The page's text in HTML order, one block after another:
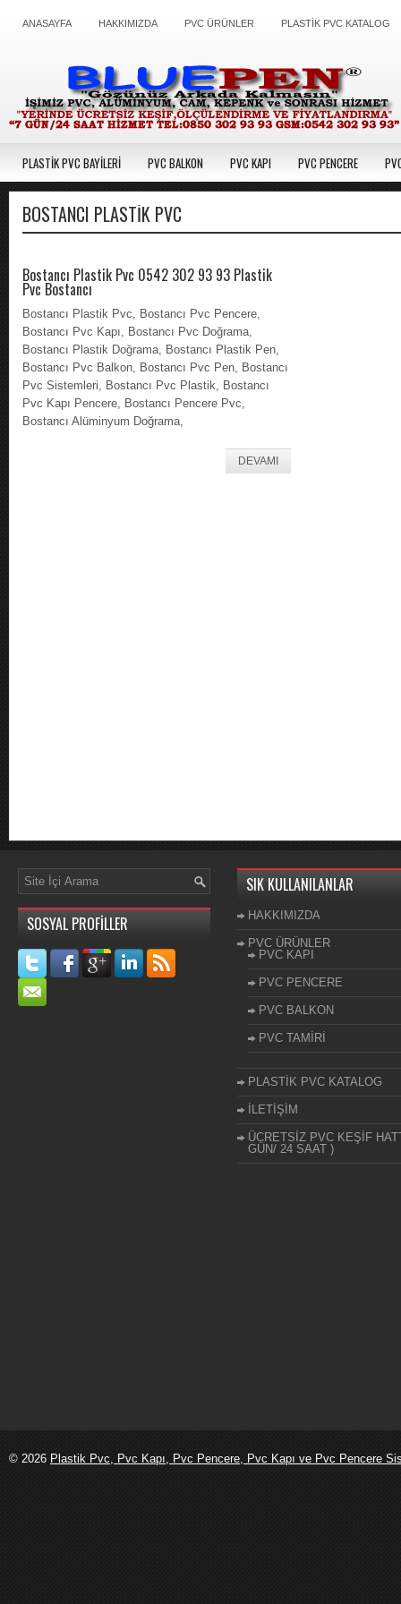
ANASAYFA HAKKIMIZDA PVC ÜRÜNLER PLASTİK PVC KATALOG
PLASTİK PVC BAYİLERİ PVC BALKON PVC KAPI PVC PENCERE
BOSTANCI PLASTIK PVC
Bostancı Plastik Pvc 0542 302 93 93 Plastik
Pvc Bostancı
Bostancı Plastik Pvc, Bostancı Pvc Pencere,
Bostancı Pvc Kapı, Bostancı Pvc Doğrama,
Bostancı Plastik Doğrama, Bostancı Plastik Pen,
Bostancı Pvc Balkon, Bostancı Pvc Pen, Bostancı
Pvc Sistemleri, Bostancı Pvc Plastik, Bostancı
Pvc Kapı Pencere, Bostancı Pencere Pvc,
Bostancı Alüminyum Doğrama,
DEVAMI
SOSYAL PROFİLLER
SIK KULLANILANLAR
HAKKIMIZDA
PVC ÜRÜNLER
PVC KAPI
PVC PENCERE
PVC BALKON
PVC TAMİRİ
PLASTİK PVC KATALOG
İLETİŞİM
ÜCRETSİZ PVC KEŞİF
GÜN/ 24 SAAT )
© 2026 Plastik Pvc, Pvc Kapı, Pvc Pencere, Pvc Kapı ve Pvc Pencere